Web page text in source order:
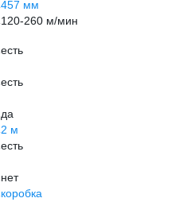
457 мм
120-260 м/мин
есть
есть
да
2 м
есть
нет
коробка